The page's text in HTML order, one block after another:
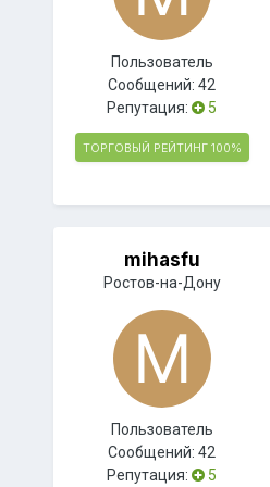
Пользователь
Сообщений:42
Репутация:
5
ТОРГОВЫЙ РЕЙТИНГ 100%
mihasfu
Ростов-на-Дону
Пользователь
Сообщений:42
Репутация:
5